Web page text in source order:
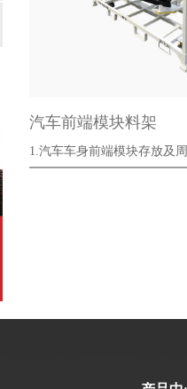
汽车前端模块料架
1.汽车车身前端模块存放及